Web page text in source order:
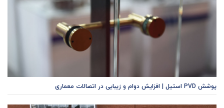
پوشش PVD استیل | افزایش دوام و زیبایی در اتصالات معماری